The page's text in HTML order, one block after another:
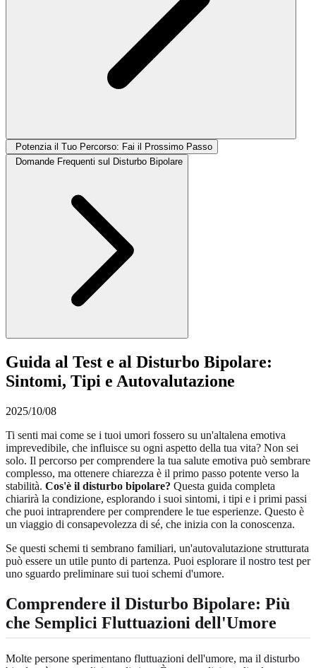
Potenzia il Tuo Percorso: Fai il Prossimo Passo
Domande Frequenti sul Disturbo Bipolare
Guida al Test e al Disturbo Bipolare:
Sintomi, Tipi e Autovalutazione
2025/10/08
Ti senti mai come se i tuoi umori fossero su un'altalena emotiva
imprevedibile, che influisce su ogni aspetto della tua vita? Non sei
solo. Il percorso per comprendere la tua salute emotiva può sembrare
complesso, ma ottenere chiarezza è il primo passo potente verso la
stabilità. Cos'è il disturbo bipolare? Questa guida completa
chiarirà la condizione, esplorando i suoi sintomi, i tipi e i primi passi
che puoi intraprendere per comprendere le tue esperienze. Questo è
un viaggio di consapevolezza di sé, che inizia con la conoscenza.
Se questi schemi ti sembrano familiari, un'autovalutazione strutturata
può essere un utile punto di partenza. Puoi esplorare il nostro test per
uno sguardo preliminare sui tuoi schemi d'umore.
Comprendere il Disturbo Bipolare: Più
che Semplici Fluttuazioni dell'Umore
Molte persone sperimentano fluttuazioni dell'umore, ma il disturbo